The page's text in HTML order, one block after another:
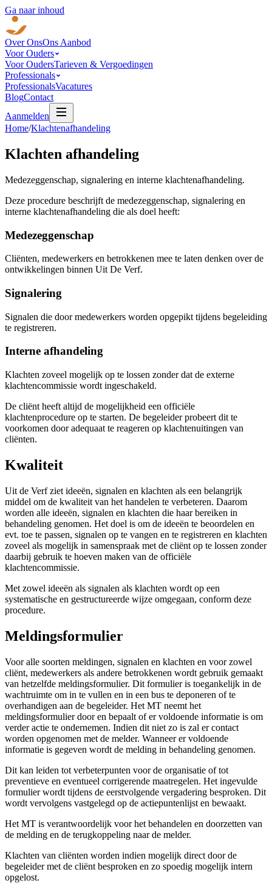
Ga naar inhoud
Over OnsOns Aanbod
Voor Ouders
Voor OudersTarieven & Vergoedingen
Professionals
ProfessionalsVacatures
BlogContact
Aanmelden
Home/Klachtenafhandeling
Klachten afhandeling
Medezeggenschap, signalering en interne klachtenafhandeling.
Deze procedure beschrijft de medezeggenschap, signalering en
interne klachtenafhandeling die als doel heeft:
Medezeggenschap
Cliënten, medewerkers en betrokkenen mee te laten denken over de
ontwikkelingen binnen Uit De Verf.
Signalering
Signalen die door medewerkers worden opgepikt tijdens begeleiding
te registreren.
Interne afhandeling
Klachten zoveel mogelijk op te lossen zonder dat de externe
klachtencommissie wordt ingeschakeld.
De cliënt heeft altijd de mogelijkheid een officiële
klachtenprocedure op te starten. De begeleider probeert dit te
voorkomen door adequaat te reageren op klachtenuitingen van
cliënten.
Kwaliteit
Uit de Verf ziet ideeën, signalen en klachten als een belangrijk
middel om de kwaliteit van het handelen te verbeteren. Daarom
worden alle ideeën, signalen en klachten die haar bereiken in
behandeling genomen. Het doel is om de ideeën te beoordelen en
evt. toe te passen, signalen op te vangen en te registreren en klachten
zoveel als mogelijk in samenspraak met de cliënt op te lossen zonder
daarbij gebruik te hoeven maken van de officiële
klachtencommissie.
Met zowel ideeën als signalen als klachten wordt op een
systematische en gestructureerde wijze omgegaan, conform deze
procedure.
Meldingsformulier
Voor alle soorten meldingen, signalen en klachten en voor zowel
cliënt, medewerkers als andere betrokkenen wordt gebruik gemaakt
van hetzelfde meldingsformulier. Dit formulier is toegankelijk in de
wachtruimte om in te vullen en in een bus te deponeren of te
overhandigen aan de begeleider. Het MT neemt het
meldingsformulier door en bepaalt of er voldoende informatie is om
verder actie te ondernemen. Indien dit niet zo is zal er contact
worden opgenomen met de melder. Wanneer er voldoende
informatie is gegeven wordt de melding in behandeling genomen.
Dit kan leiden tot verbeterpunten voor de organisatie of tot
preventieve en eventueel corrigerende maatregelen. Het ingevulde
formulier wordt tijdens de eerstvolgende vergadering besproken. Dit
wordt vervolgens vastgelegd op de actiepuntenlijst en bewaakt.
Het MT is verantwoordelijk voor het behandelen en doorzetten van
de melding en de terugkoppeling naar de melder.
Klachten van cliënten worden indien mogelijk direct door de
begeleider met de cliënt besproken en zo spoedig mogelijk intern
opgelost.